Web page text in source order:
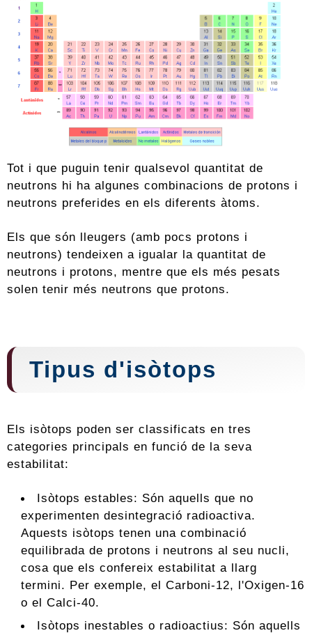
Tot i que puguin tenir qualsevol quantitat de
neutrons hi ha algunes combinacions de protons i
neutrons preferides en els diferents àtoms.
Els que són lleugers (amb pocs protons i
neutrons) tendeixen a igualar la quantitat de
neutrons i protons, mentre que els més pesats
solen tenir més neutrons que protons.
Tipus d'isòtops
Els isòtops poden ser classificats en tres
categories principals en funció de la seva
estabilitat:
Isòtops estables: Són aquells que no
experimenten desintegració radioactiva.
Aquests isòtops tenen una combinació
equilibrada de protons i neutrons al seu nucli,
cosa que els confereix estabilitat a llarg
termini. Per exemple, el Carboni-12, l'Oxigen-16
o el Calci-40.
Isòtops inestables o radioactius: Són aquells